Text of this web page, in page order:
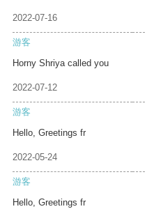
2022-07-16
游客
Horny Shriya called you
2022-07-12
游客
Hello, Greetings fr
2022-05-24
游客
Hello, Greetings fr